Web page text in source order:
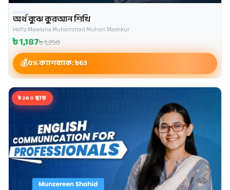
অর্থ বুঝে কুরআন শিখি
Hafiz Mawlana Muhammad Muhsin Mashkur
৳1,187৳1,250
৫% ক্যাশব্যাক: ৳63
৳260 ছাড়